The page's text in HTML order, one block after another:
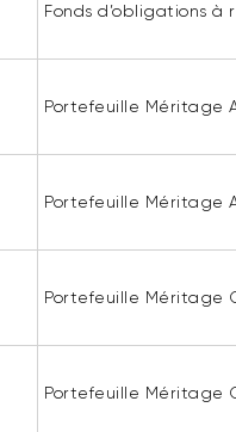
Fonds d’obligations à
Portefeuille Méritage
Portefeuille Méritage
Portefeuille Méritage
Portefeuille Méritage